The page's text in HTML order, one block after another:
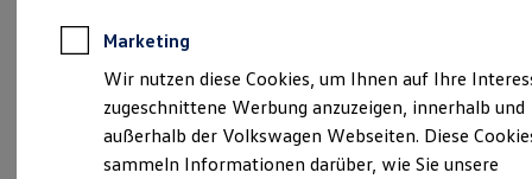
Elektroautos
ID. Tutorials
Elektrofahrzeugkonzepte
Reichweite
Reichweite der ID. Modelle
Reichweite im Winter
info@autohaus-wohn.de
Montag
Sonntag
Geschlossen
Marketing
Wir nutzen diese Cookies, um Ihnen auf Ihre
zugeschnittene Werbung anzuzeigen, innerhalb und
außerhalb der Volkswagen Webseiten. Diese
sammeln Informationen darüber, wie Sie unsere